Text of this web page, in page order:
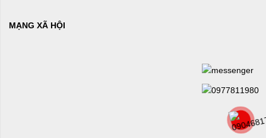
MẠNG XÃ HỘI